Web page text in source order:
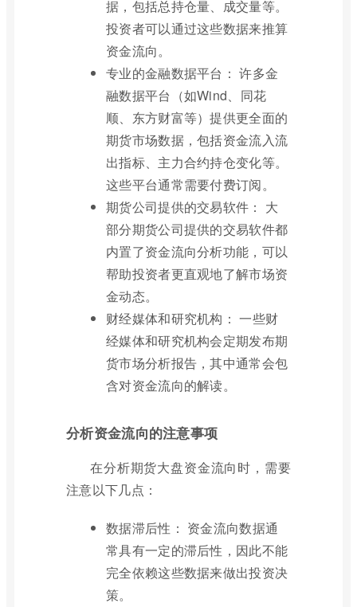
据，包括总持仓量、成交量等。
投资者可以通过这些数据来推算
资金流向。
专业的金融数据平台： 许多金
融数据平台（如Wind、同花
顺、东方财富等）提供更全面的
期货市场数据，包括资金流入流
出指标、主力合约持仓变化等。
这些平台通常需要付费订阅。
期货公司提供的交易软件： 大
部分期货公司提供的交易软件都
内置了资金流向分析功能，可以
帮助投资者更直观地了解市场资
金动态。
财经媒体和研究机构： 一些财
经媒体和研究机构会定期发布期
货市场分析报告，其中通常会包
含对资金流向的解读。
分析资金流向的注意事项
在分析期货大盘资金流向时，需要
注意以下几点：
数据滞后性： 资金流向数据通
常具有一定的滞后性，因此不能
完全依赖这些数据来做出投资决
策。